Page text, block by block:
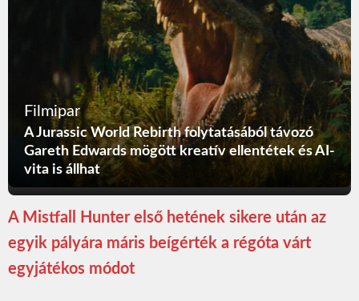
Filmipar
A Jurassic World Rebirth folytatásából távozó
Gareth Edwards mögött kreatív ellentétek és AI-
vita is állhat
A Mistfall Hunter első hetének sikere után az
egyik pályára máris beígérték a régóta várt
egyjátékos módot